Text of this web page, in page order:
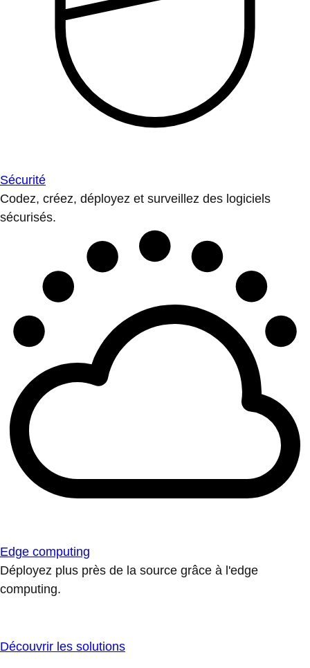
Sécurité
Codez, créez, déployez et surveillez des logiciels
sécurisés.
Edge computing
Déployez plus près de la source grâce à l'edge
computing.
Découvrir les solutions